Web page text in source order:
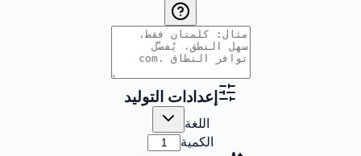
إعدادات التوليد
اللغة
الكمية